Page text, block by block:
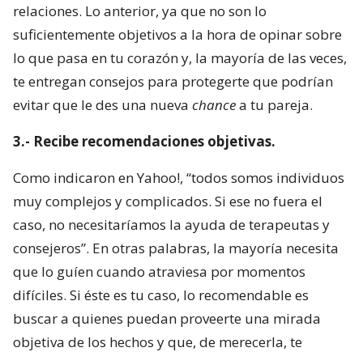
relaciones. Lo anterior, ya que no son lo
suficientemente objetivos a la hora de opinar sobre
lo que pasa en tu corazón y, la mayoría de las veces,
te entregan consejos para protegerte que podrían
evitar que le des una nueva chancea tu pareja.
3.- Recibe recomendaciones objetivas.
Como indicaron en Yahoo!, “todos somos individuos
muy complejos y complicados. Si ese no fuera el
caso, no necesitaríamos la ayuda de terapeutas y
consejeros”. En otras palabras, la mayoría necesita
que lo guíen cuando atraviesa por momentos
difíciles. Si éste es tu caso, lo recomendable es
buscar a quienes puedan proveerte una mirada
objetiva de los hechos y que, de merecerla, te